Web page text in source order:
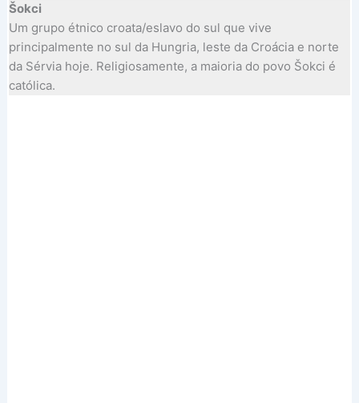
Šokci
Um grupo étnico croata/eslavo do sul que vive
principalmente no sul da Hungria, leste da Croácia e norte
da Sérvia hoje. Religiosamente, a maioria do povo Šokci é
católica.